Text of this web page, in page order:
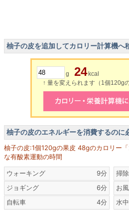
柚子の皮を追加してカロリー計算機へ
g 24 kcal
↑ 量を変えられます（1個120g
柚子の皮のエネルギーを消費するのに
柚子の皮:1個120gの果皮 48gのカロリー
な有酸素運動の時間
ウォーキング
9分
ジョギング
6分
自転車
4分
掃
お
水